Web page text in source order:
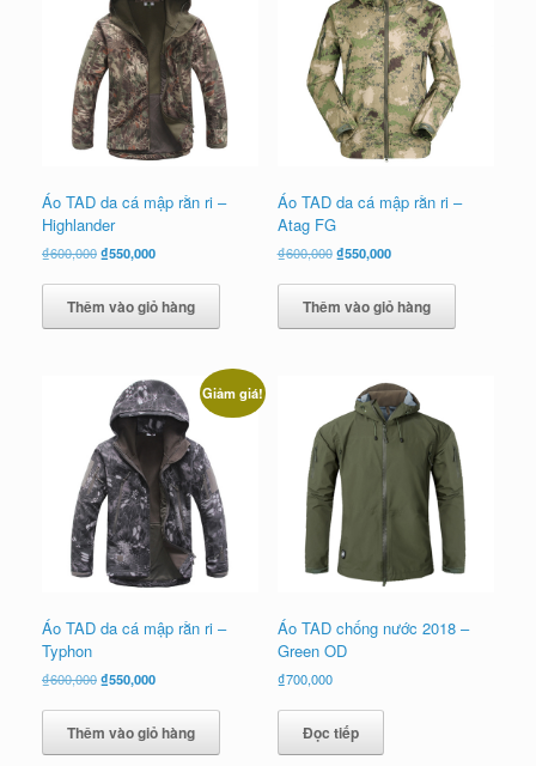
Áo TAD da cá mập rằn ri –
Highlander
₫600,000Giá
là:
₫600,000.
₫550,000Giá
tại
là:
₫550,000.
Thêm vào giỏ hàng
Áo TAD da cá mập rằn ri –
Atag FG
₫600,000 Giá
là:
₫600,000.
₫550,000Giá
tại
là:
₫550,000.
Thêm vào giỏ hàng
Giảm giá!
Áo TAD da cá mập rằn ri –
Typhon
₫600,000Giá
là:
₫600,000.
₫550,000Giá
tại
là:
₫550,000.
Thêm vào giỏ hàng
Áo TAD chống nước 2018 –
Green OD
₫700,000
Đọc tiếp